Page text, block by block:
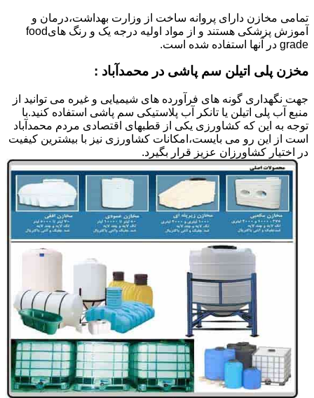
تمامی مخازن دارای پروانه ساخت از وزارت بهداشت،درمان و
آموزش پزشکی هستند و از مواد اولیه درجه یک و رنگ هایfood
grade در آنها استفاده شده است.
مخزن پلی اتیلن سم پاشی در محمدآباد :
جهت نگهداری گونه های فرآورده های شیمیایی و غیره می توانید از
منبع آب پلی اتیلن یا تانکر آب پلاستیکی سم پاشی استفاده کنید.با
توجه به این که کشاورزی یکی از قطبهای اقتصادی مردم محمدآباد
است از این رو می بایست،امکانات کشاورزی نیز با بیشترین کیفیت
در اختیار کشاورزان عزیز قرار بگیرد.